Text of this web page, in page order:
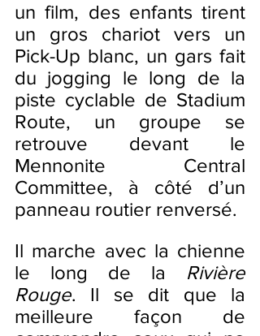
un film, des enfants tirent
un gros chariot vers un
Pick-Up blanc, un gars fait
du jogging le long de la
piste cyclable de Stadium
Route, un groupe se
retrouve devant le
Mennonite Central
Committee, à côté d’un
panneau routier renversé.
Il marche avec la chienne
le long de la Rivière
Rouge. Il se dit que la
meilleure façon de